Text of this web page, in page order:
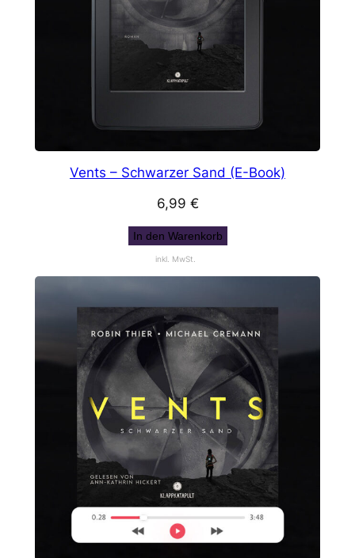
Vents – Schwarzer Sand (E-Book)
6,99 €
In den Warenkorb
inkl. MwSt.